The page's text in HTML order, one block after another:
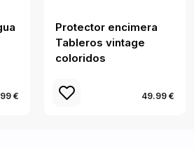
€
Protector encimera
Tableros vintage
coloridos
49.99 €